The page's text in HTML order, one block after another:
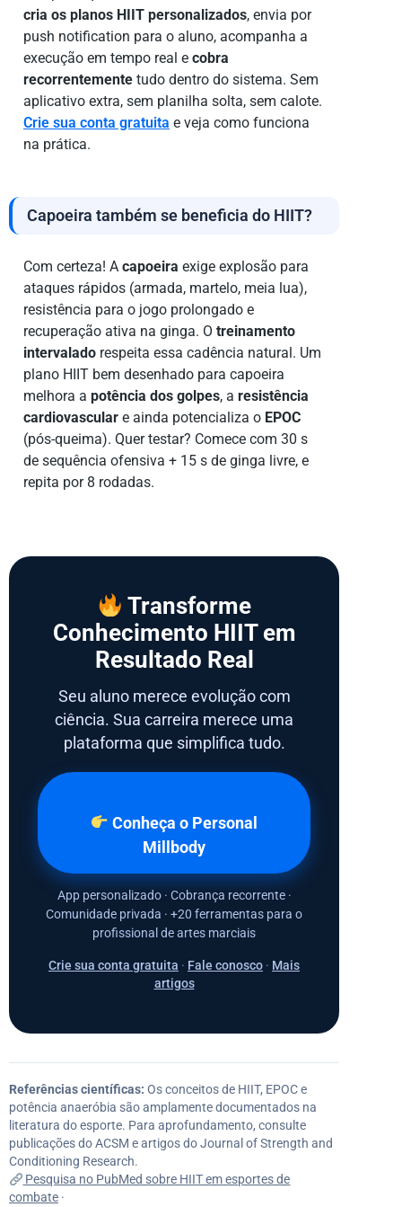
cria os planos HIIT personalizados, envia por
push notification para o aluno, acompanha a
execução em tempo real e cobra
recorrentemente tudo dentro do sistema. Sem
aplicativo extra, sem planilha solta, sem calote.
Crie sua conta gratuita e veja como funciona
na prática.
Capoeira também se beneficia do HIIT?
Com certeza! A capoeira exige explosão para
ataques rápidos (armada, martelo, meia lua),
resistência para o jogo prolongado e
recuperação ativa na ginga. O treinamento
intervalado respeita essa cadência natural. Um
plano HIIT bem desenhado para capoeira
melhora a potência dos golpes, a resistência
cardiovascular e ainda potencializa o EPOC
(pós-queima). Quer testar? Comece com 30 s
de sequência ofensiva + 15 s de ginga livre, e
repita por 8 rodadas.
Transforme
Conhecimento HIIT em
Resultado Real
Seu aluno merece evolução com
ciência. Sua carreira merece uma
plataforma que simplifica tudo.
Conheça o Personal
Millbody
App personalizado · Cobrança recorrente ·
Comunidade privada · +20 ferramentas para o
profissional de artes marciais
Crie sua conta gratuita · Fale conosco · Mais
artigos
Referências científicas: Os conceitos de HIIT, EPOC e
potência anaeróbia são amplamente documentados na
literatura do esporte. Para aprofundamento, consulte
publicações do ACSM e artigos do Journal of Strength and
Conditioning Research.
Pesquisa no PubMed sobre HIIT em esportes de
combate ·